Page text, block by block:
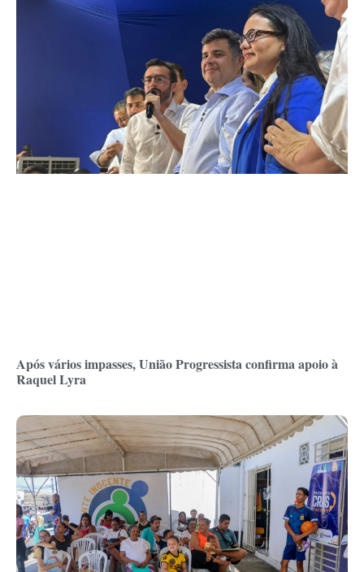
Após vários impasses, União Progressista confirma apoio à
Raquel Lyra